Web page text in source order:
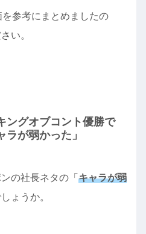
参考にまとめましたの
い。
ングオブコント優勝で
が弱かった」
の社長ネタの「 キャラが弱
ょうか。